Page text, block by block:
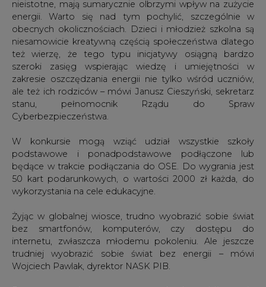
też wierzę, że tego typu inicjatywy osiągną bardzo
szeroki zasięg wspierając wiedzę i umiejętności w
zakresie oszczędzania energii nie tylko wśród uczniów,
ale też ich rodziców – mówi Janusz Cieszyński, sekretarz
stanu, pełnomocnik Rządu do Spraw
Cyberbezpieczeństwa.
W konkursie mogą wziąć udział wszystkie szkoły
podstawowe i ponadpodstawowe podłączone lub
będące w trakcie podłączania do OSE. Do wygrania jest
wykorzystania na cele edukacyjne.
Żyjąc w globalnej wiosce, trudno wyobrazić sobie świat
bez smartfonów, komputerów, czy dostępu do
internetu, zwłaszcza młodemu pokoleniu. Ale jeszcze
Wojciech Pawlak, dyrektor NASK PIB.
Poprzez organizowany przez nas konkurs „Mistrzowie
Energii” chcemy przypomnieć, że każde, nawet
najmniejsze działanie na rzecz oszczędzania energii jest